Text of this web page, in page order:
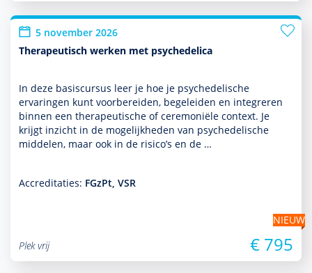
5 november 2026
Therapeutisch werken met psychedelica
In deze basis­cursus leer je hoe je psychedelische
ervaringen kunt voorbereiden, bege­leiden en integreren
binnen een thera­peu­tische of ceremoniële context. Je
krijgt inzicht in de moge­lijk­heden van psychedelische
middelen, maar ook in de risico’s en de …
Accreditaties: FGzPt, VSR
NIEUW
Plek vrij
€ 795